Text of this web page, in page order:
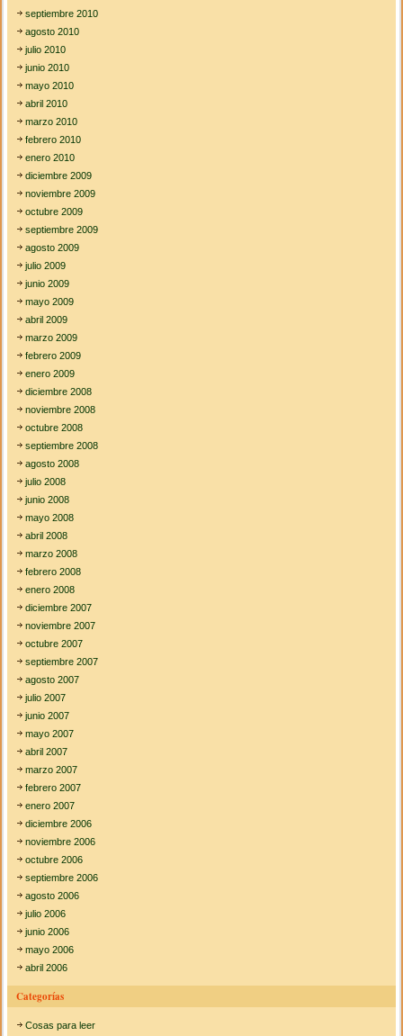
septiembre 2010
agosto 2010
julio 2010
junio 2010
mayo 2010
abril 2010
marzo 2010
febrero 2010
enero 2010
diciembre 2009
noviembre 2009
octubre 2009
septiembre 2009
agosto 2009
julio 2009
junio 2009
mayo 2009
abril 2009
marzo 2009
febrero 2009
enero 2009
diciembre 2008
noviembre 2008
octubre 2008
septiembre 2008
agosto 2008
julio 2008
junio 2008
mayo 2008
abril 2008
marzo 2008
febrero 2008
enero 2008
diciembre 2007
noviembre 2007
octubre 2007
septiembre 2007
agosto 2007
julio 2007
junio 2007
mayo 2007
abril 2007
marzo 2007
febrero 2007
enero 2007
diciembre 2006
noviembre 2006
octubre 2006
septiembre 2006
agosto 2006
julio 2006
junio 2006
mayo 2006
abril 2006
Categorías
Cosas para leer